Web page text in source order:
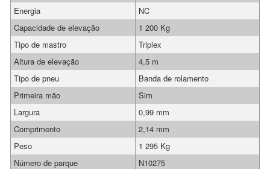
Energia
NC
Capacidade de elevação
1 200 Kg
Tipo de mastro
Triplex
Altura de elevação
4,5 m
Tipo de pneu
Banda de rolamento
Primeira mão
Sim
Largura
0,99 mm
Comprimento
2,14 mm
Peso
1 295 Kg
Número de parque
N10275